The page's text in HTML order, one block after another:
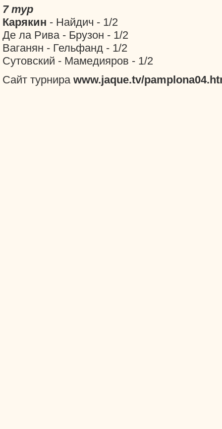
7 тур
Карякин - Найдич - 1/2
Де ла Рива - Брузон - 1/2
Ваганян - Гельфанд - 1/2
Сутовский - Мамедияров - 1/2
Сайт турнира www.jaque.tv/